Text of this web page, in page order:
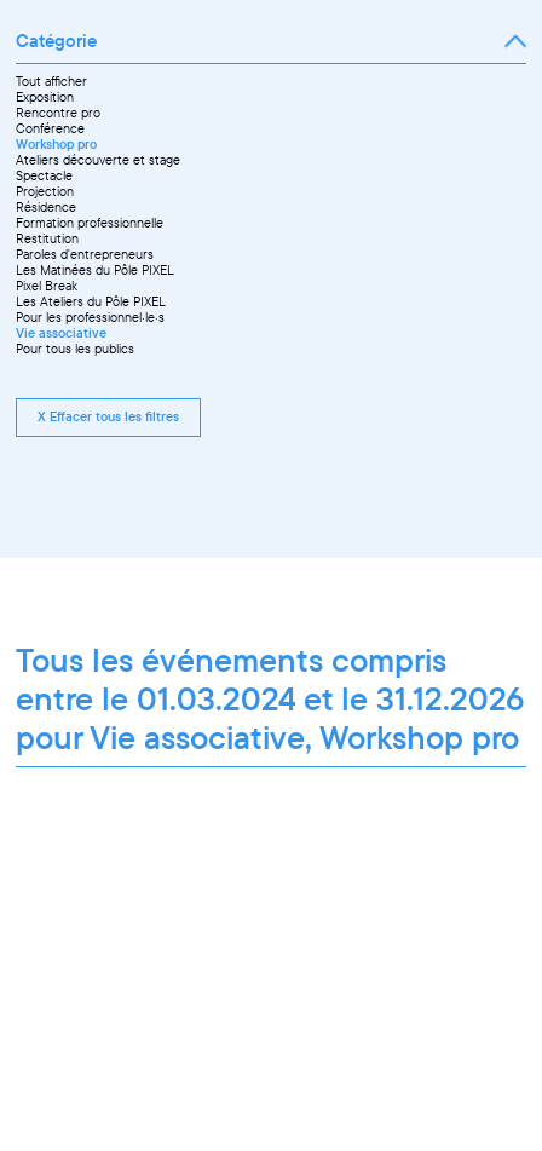
Catégorie
Tout afficher
Exposition
Rencontre pro
Conférence
Workshop pro
Ateliers découverte et stage
Spectacle
Projection
Résidence
Formation professionnelle
Restitution
Paroles d'entrepreneurs
Les Matinées du Pôle PIXEL
Pixel Break
Les Ateliers du Pôle PIXEL
Pour les professionnel·le·s
Vie associative
Pour tous les publics
X Effacer tous les filtres
Tous les événements compris
entre le 01.03.2024 et le 31.12.2026
pour Vie associative, Workshop pro